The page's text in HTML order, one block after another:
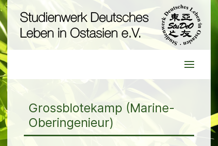
Grossblotekamp (Marine-
Oberingenieur)